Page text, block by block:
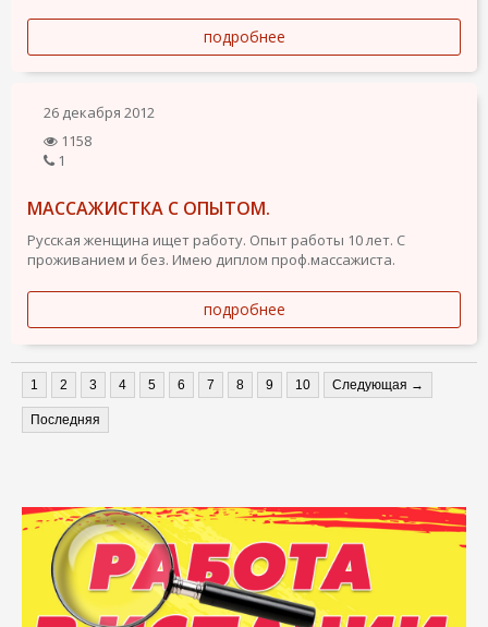
подробнее
26 декабря 2012
1158
1
МАССАЖИСТКА С ОПЫТОМ.
Русская женщина ищет работу. Опыт работы 10 лет. С
проживанием и без. Имею диплом проф.массажиста.
подробнее
1 2 3 4 5 6 7 8 9 10 Следующая →
Последняя